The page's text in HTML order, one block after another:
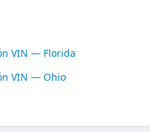
VIN — Florida
VIN — Ohio